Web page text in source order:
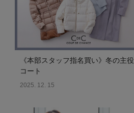
《本部スタッフ指名買い》冬の主役
コート
2025. 12. 15